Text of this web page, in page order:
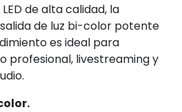
de alta calidad, la
salida de luz bi-color potente
es ideal para
profesional, livestreaming y